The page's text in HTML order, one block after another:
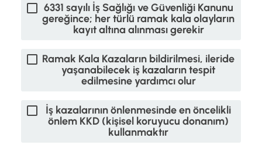
6331 sayılı İş Sağlığı ve Güvenliği Kanunu
gereğince; her türlü ramak kala olayların
kayıt altına alınması gerekir
Ramak Kala Kazaların bildirilmesi, ileride
yaşanabilecek iş kazaların tespit
edilmesine yardımcı olur
İş kazalarının önlenmesinde en öncelikli
önlem KKD (kişisel koruyucu donanım)
kullanmaktır